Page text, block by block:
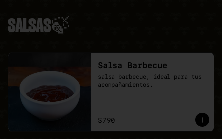
SALSAS🍃
Salsa Barbecue
salsa barbecue, ideal para tus
acompañamientos.
$790